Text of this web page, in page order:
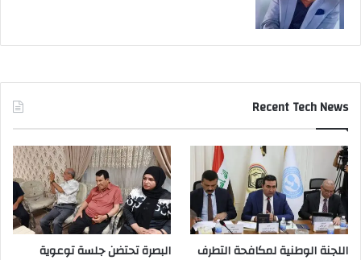
Recent Tech News
اللجنة الوطنية لمكافحة التطرف
البصرة تحتضن جلسة توعوية